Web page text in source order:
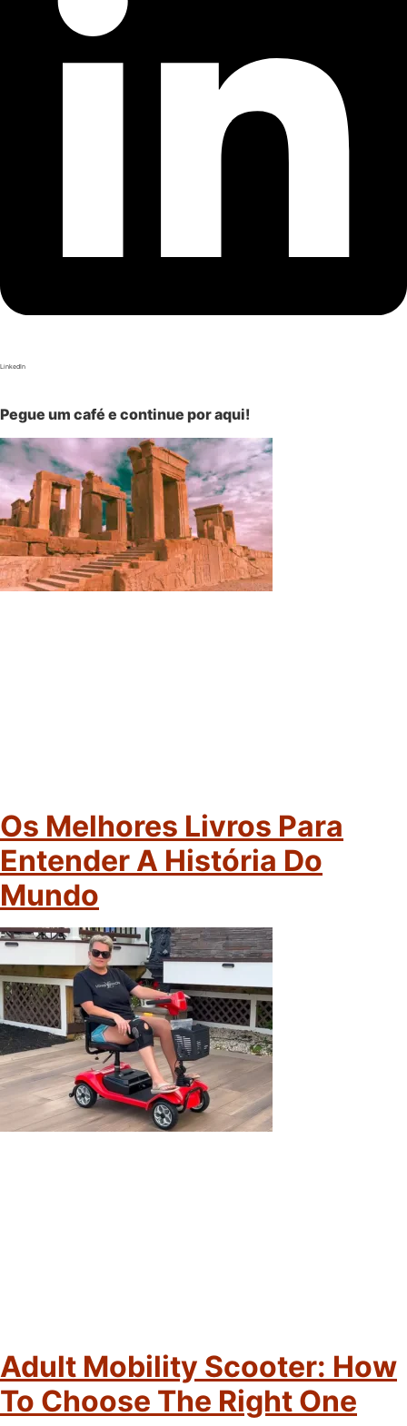
LinkedIn
Pegue um café e continue por aqui!
Os Melhores Livros Para
Entender A História Do
Mundo
Adult Mobility Scooter: How
To Choose The Right One